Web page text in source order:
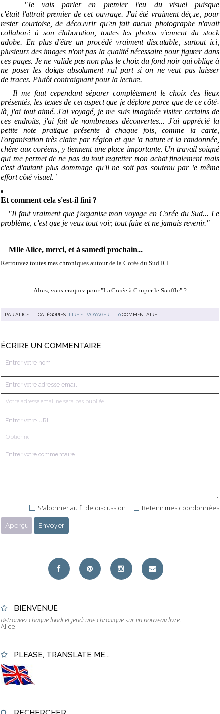
"Je vais parler en premier lieu du visuel puisque
c'était l'attraitpremier de cet ouvrage. J'ai été vraiment déçue, pour
rester courtoise, de découvrir qu'en fait aucun photographe n'avait
collaboré à son élaboration, toutes les photos viennent du stock
adobe. En plus d'être un procédé vraiment discutable, surtout ici,
plusieurs des images n'ont pas la qualité nécessaire pour figurer dans
ces pages. Je ne valide pas non plus le choix du fond noir qui oblige à
ne poser les doigts absolument nul part si on ne veut pas laisser
de traces. Plutôt contraignant pour la lecture.
Il me faut cependant séparer complètement le choix des lieux
présentés, les textes de cet aspect que je déplore parce que de ce côté-
là, j'ai tout aimé. J'ai voyagé, je me suis imaginée visiter certains de
ces endroits, j'ai fait de nombreuses découvertes... J'ai apprécié la
petite note pratique présente à chaque fois, comme la carte,
l'organisation très claire par région et que la nature et la randonnée,
chère aux coréens, y tiennent une place importante. Un travail soigné
qui me permet de ne pas du tout regretter mon achat finalement mais
c'est d'autant plus dommage qu'il ne soit pas soutenu par le même
effort côté visuel."
Et comment cela s'est-il fini ?
"Il faut vraiment que j'organise mon voyage en Corée du Sud... Le
problème, c'est que je veux tout voir, tout faire et ne jamais revenir."
Mlle Alice, merci, et à samedi prochain...
Retrouvez toutes mes chroniques autour de la Corée du Sud ICI
Alors, vous craquez pour "La Corée à Couper le Souffle" ?
PARALICE CATÉGORIES : LIRE ET VOYAGER 0 COMMENTAIRE
ÉCRIRE UN COMMENTAIRE
Votre adresse email ne sera pas publiée
Optionnel
Retenir mes coordonnées
S'abonner au fil de discussion
BIENVENUE
Retrouvez chaque lundi et jeudi une chronique sur un nouveau livre.
Alice
PLEASE, TRANSLATE ME...